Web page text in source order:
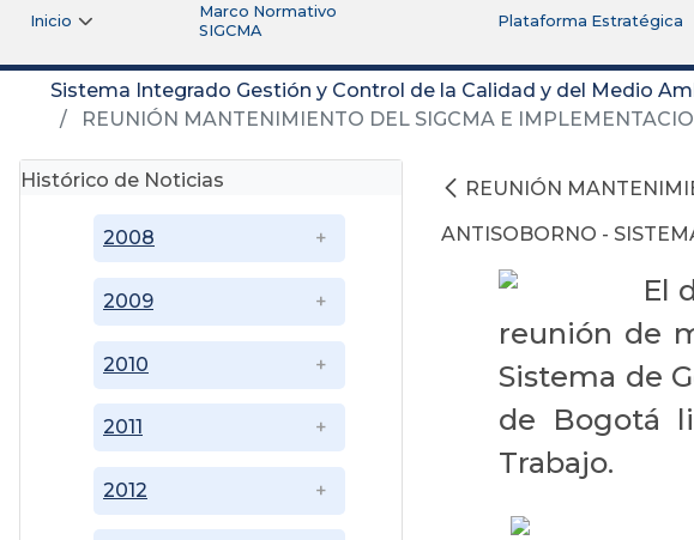
Inicio
Marco Normativo
SIGCMA
Plataforma Estratégica
Sistema Integrado Gestión y Control de la Calidad y del Medio
REUNIÓN MANTENIMIENTO DEL SIGCMA E
Histórico de Noticias
2008
2009
2010
2011
2012
REUNIÓN
ANTISOBORNO -
El
reunión de
Sistema de
de Bogotá
Trabajo.